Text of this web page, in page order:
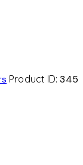
Product ID:345